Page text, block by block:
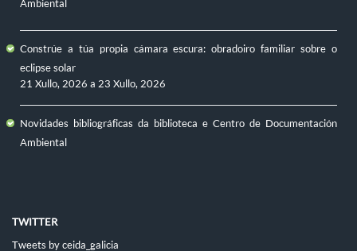
Ambiental
Constrúe a túa propia cámara escura: obradoiro familiar sobre o
eclipse solar
21 Xullo, 2026 a 23 Xullo, 2026
Novidades bibliográficas da biblioteca e Centro de Documentación
Ambiental
TWITTER
Tweets by ceida_galicia